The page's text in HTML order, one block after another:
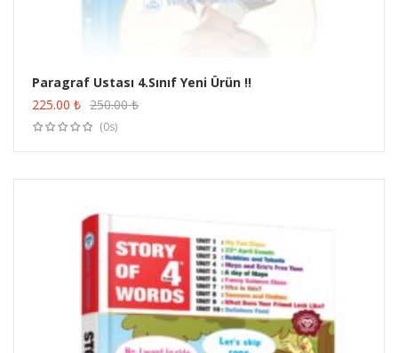
Paragraf Ustası 4.Sınıf Yeni Ürün !!
225.00 ₺ 250.00₺
(0s)